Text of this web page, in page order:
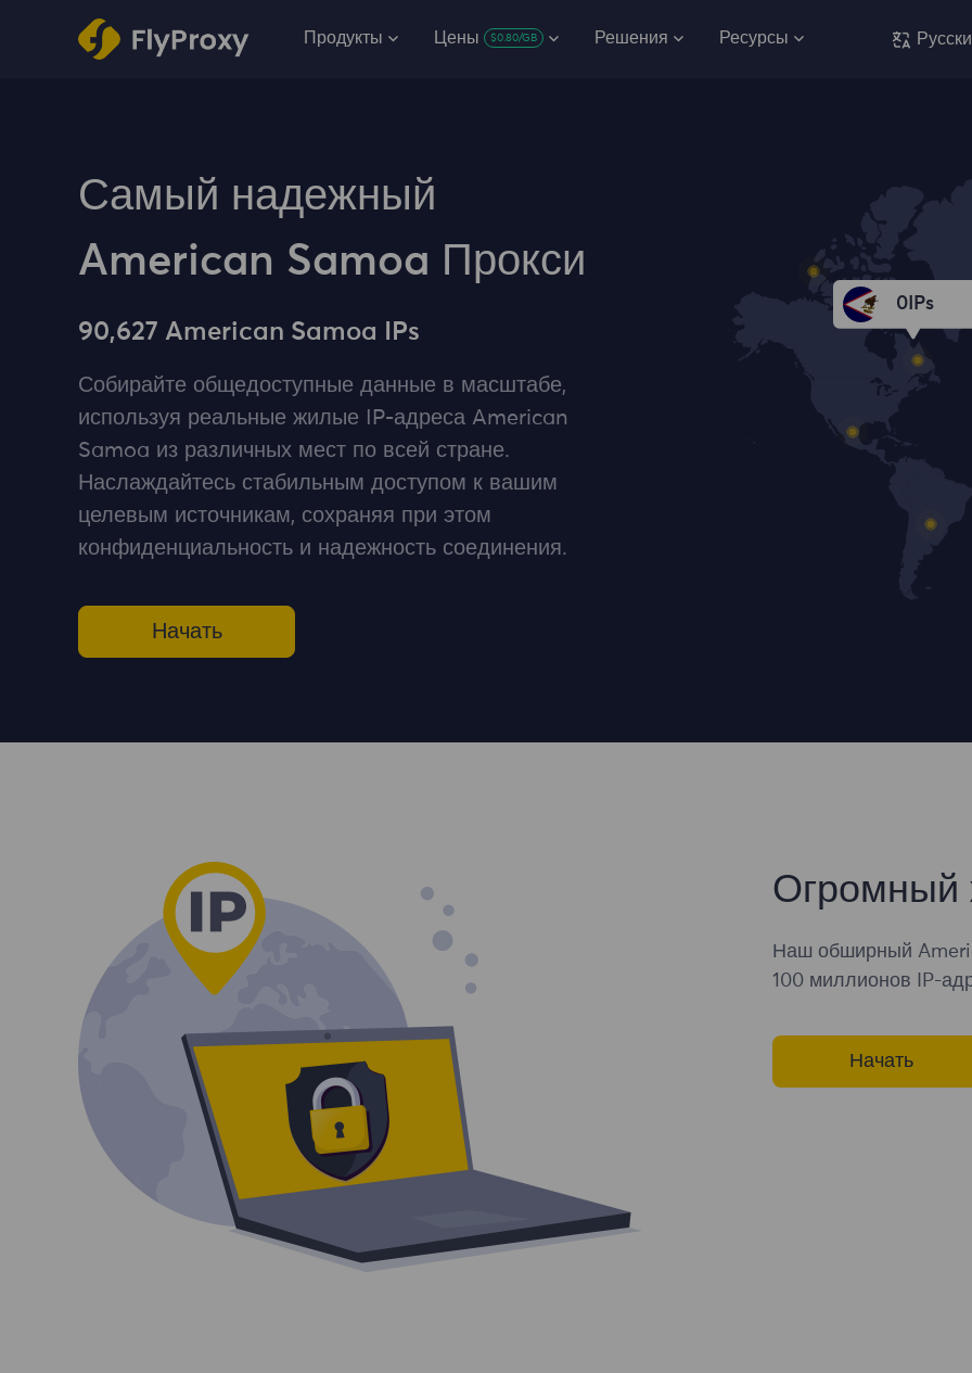
Продукты Цены $0.80/GB Решения Ресурсы
Самый надежный
American Samoa Прокси
90,627 American Samoa IPs
Собирайте общедоступные данные в масштабе,
используя реальные жилые IP-адреса American
Samoa из различных мест по всей стране.
Наслаждайтесь стабильным доступом к вашим
целевым источникам, сохраняя при этом
конфиденциальность и надежность соединения.
Начать
0 IPs
Огромный
Наш обширный
100 миллионов IP-
Начать